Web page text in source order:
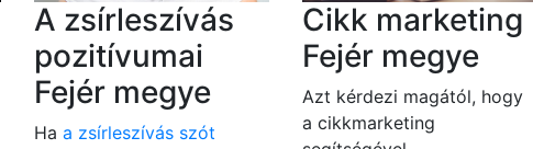
A zsírleszívás
pozitívumai
Fejér megye
Haa zsírleszívás szót
Cikk marketing
Fejér megye
Azt kérdezi magától, hogy
a cikkmarketing